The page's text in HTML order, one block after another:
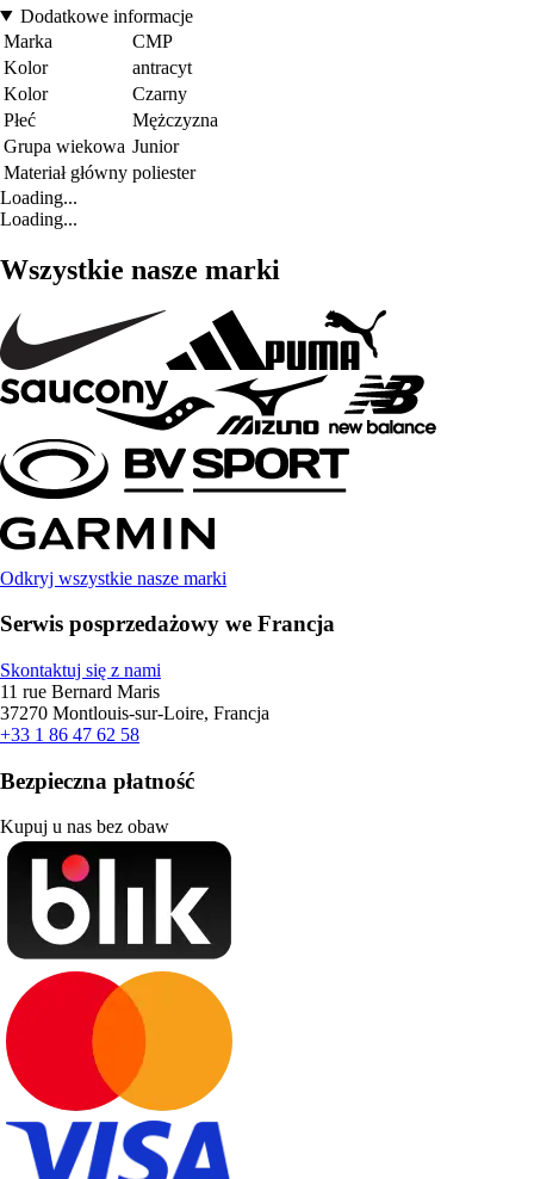
Dodatkowe informacje
Marka
CMP
Kolor
antracyt
Kolor
Czarny
Płeć
Mężczyzna
Grupa wiekowa Junior
Materiał główny poliester
Loading...
Loading...
Wszystkie nasze marki
Odkryj wszystkie nasze marki
Serwis posprzedażowy we Francja
Skontaktuj się z nami
11 rue Bernard Maris
37270 Montlouis-sur-Loire, Francja
+33 1 86 47 62 58
Bezpieczna płatność
Kupuj u nas bez obaw